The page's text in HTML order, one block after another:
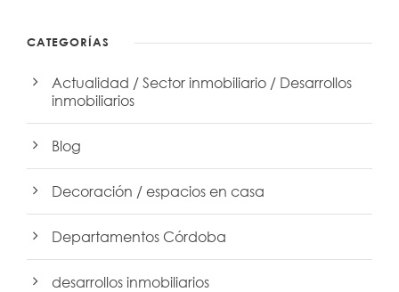
CATEGORÍAS
Actualidad / Sector inmobiliario / Desarrollos
inmobiliarios
Blog
Decoración / espacios en casa
Departamentos Córdoba
desarrollos inmobiliarios